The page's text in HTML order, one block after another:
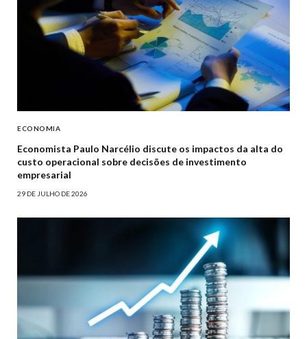
ECONOMIA
Economista Paulo Narcélio discute os impactos da alta do
custo operacional sobre decisões de investimento
empresarial
29 DE JULHO DE 2026